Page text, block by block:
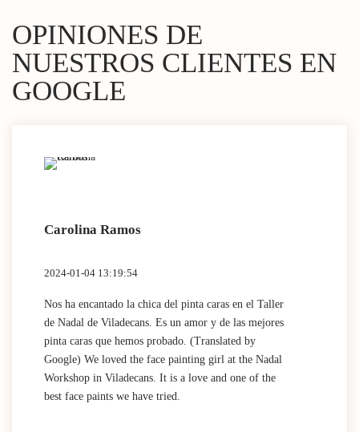
OPINIONES DE
NUESTROS CLIENTES EN
GOOGLE
Carolina Ramos
2024-01-04 13:19:54
Nos ha encantado la chica del pinta caras en el Taller
de Nadal de Viladecans. Es un amor y de las mejores
pinta caras que hemos probado. (Translated by
Google) We loved the face painting girl at the Nadal
Workshop in Viladecans. It is a love and one of the
best face paints we have tried.